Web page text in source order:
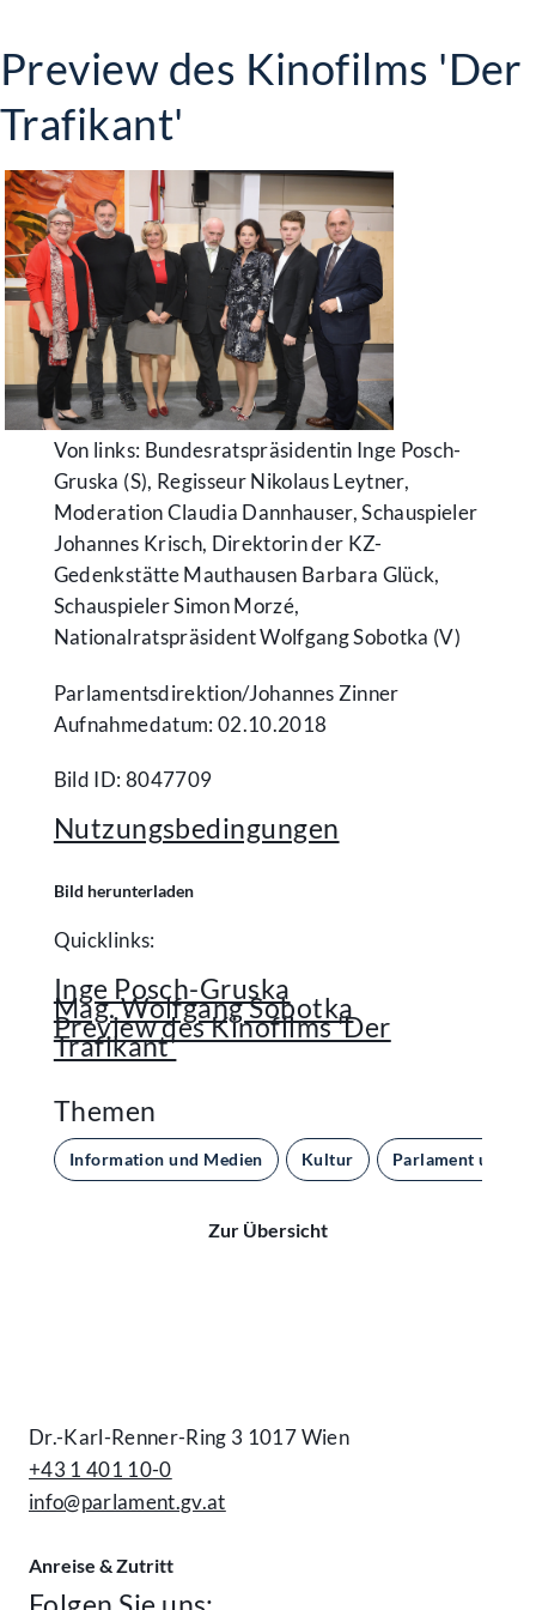
Preview des Kinofilms 'Der
Trafikant'
Von links: Bundesratspräsidentin Inge Posch-
Gruska (S), Regisseur Nikolaus Leytner,
Moderation Claudia Dannhauser, Schauspieler
Johannes Krisch, Direktorin der KZ-
Gedenkstätte Mauthausen Barbara Glück,
Schauspieler Simon Morzé,
Nationalratspräsident Wolfgang Sobotka (V)
Parlamentsdirektion/​Johannes Zinner
Aufnahmedatum: 02.10.2018
Bild ID: 8047709
Nutzungsbedingungen
Bild herunterladen
Quicklinks:
Inge Posch-Gruska
Mag. Wolfgang Sobotka
Preview des Kinofilms 'Der
Trafikant'
Themen
Information und Medien Kultur Parlament und
Zur Übersicht
Dr.-Karl-Renner-Ring 3 1017 Wien
+43 1 401 10-0
info@parlament.gv.at
Anreise & Zutritt